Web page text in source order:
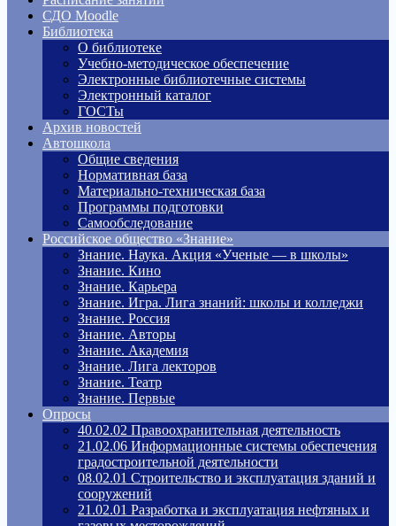
СДО Moodle
Библиотека
О библиотеке
Учебно-методическое обеспечение
Электронные библиотечные системы
Электронный каталог
ГОСТы
Архив новостей
Автошкола
Общие сведения
Нормативная база
Материально-техническая база
Программы подготовки
Самообследование
Российское общество «Знание»
Знание. Наука. Акция «Ученые — в школы»
Знание. Кино
Знание. Карьера
Знание. Игра. Лига знаний: школы и колледжи
Знание. Россия
Знание. Авторы
Знание. Академия
Знание. Лига лекторов
Знание. Театр
Знание. Первые
Опросы
40.02.02 Правоохранительная деятельность
21.02.06 Информационные системы обеспечения
градостроительной деятельности
08.02.01 Строительство и эксплуатация зданий и
сооружений
21.02.01 Разработка и эксплуатация нефтяных и